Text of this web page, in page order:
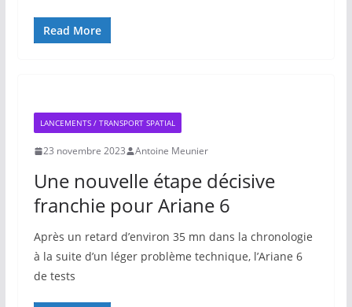
Read More
LANCEMENTS / TRANSPORT SPATIAL
23 novembre 2023 Antoine Meunier
Une nouvelle étape décisive
franchie pour Ariane 6
Après un retard d’environ 35 mn dans la chronologie
à la suite d’un léger problème technique, l’Ariane 6
de tests